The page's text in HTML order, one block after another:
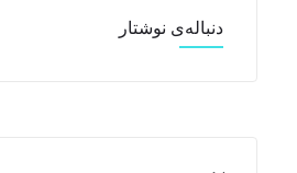
دنباله‌ی نوشتار